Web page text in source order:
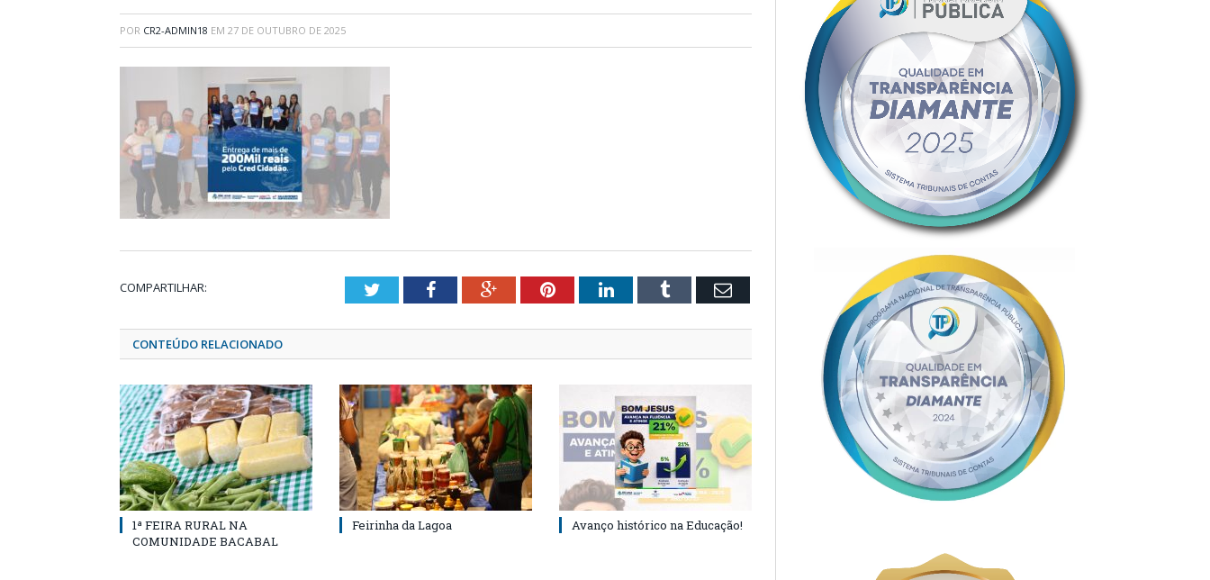
POR CR2-ADMIN18 EM 27 DE OUTUBRO DE 2025
COMPARTILHAR: TwitterFacebookGoogle+PinterestLinkedInTumblr Email
CONTEÚDO RELACIONADO
1ª FEIRA RURAL NA
COMUNIDADE BACABAL
Feirinha da Lagoa Avanço histórico na Educação!